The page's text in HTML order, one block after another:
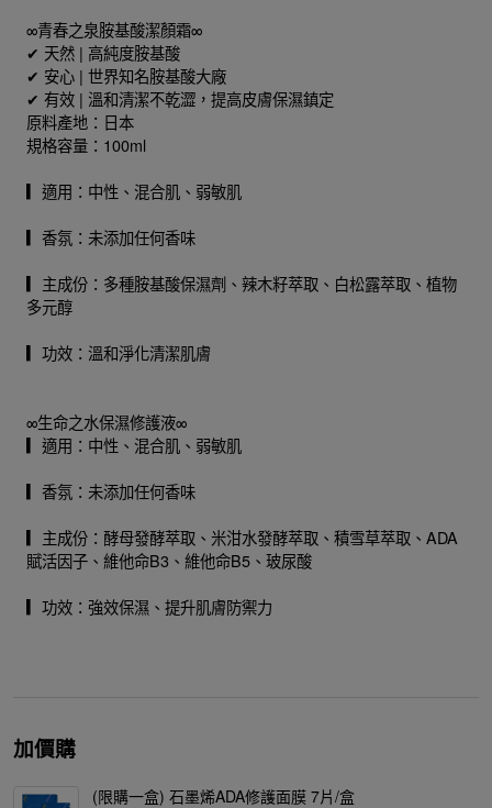
∞青春之泉胺基酸潔顏霜∞
✔ 天然 | 高純度胺基酸
✔ 安心 | 世界知名胺基酸大廠
✔ 有效 | 溫和清潔不乾澀，提高皮膚保濕鎮定
原料產地：日本
規格容量：100ml
▎適用：中性、混合肌、弱敏肌
▎香氛：未添加任何香味
▎主成份：多種胺基酸保濕劑、辣木籽萃取、白松露萃取、植物
多元醇
▎功效：溫和淨化清潔肌膚
∞生命之水保濕修護液∞
▎適用：中性、混合肌、弱敏肌
▎香氛：未添加任何香味
▎主成份：酵母發酵萃取、米泔水發酵萃取、積雪草萃取、ADA
賦活因子、維他命B3、維他命B5、玻尿酸
▎功效：強效保濕、提升肌膚防禦力
加價購
(限購一盒) 石墨烯ADA修護面膜 7片/盒